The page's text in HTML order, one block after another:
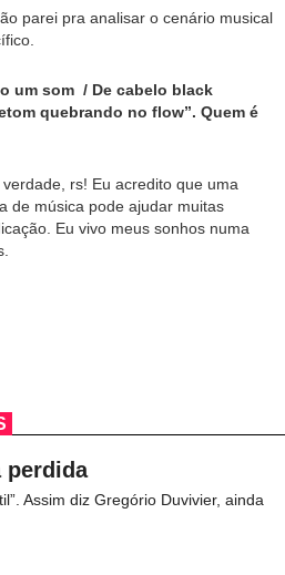
parei pra analisar o cenário musical
um som / De cabelo black
quebrando no flow”. Quem é
rs! Eu acredito que uma
de música pode ajudar muitas
Eu vivo meus sonhos numa
perdida
Assim diz Gregório Duvivier, ainda